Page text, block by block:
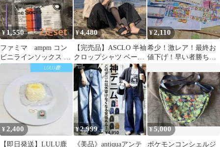
¥1,550
ファミマ ampm コン
ビニラインソックス 2
足セット 新品 未開
¥4,480
【完売品】ASCLO 半袖
クロップシャツ ベージ
ュ
¥2,110
希少！激レア！最終お
値下げ！早い者勝ち！
CHARACTERS
¥2,400
【即日発送】LULU鹿
¥2,999
《美品》antiquaアンテ
¥5,000
ポケモンコンシェルジ